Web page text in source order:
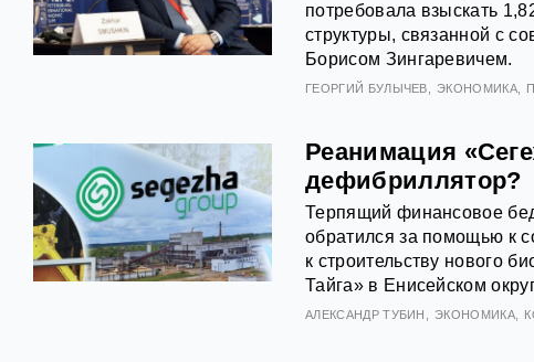
потребовала взыскать
структуры, связанной с
Борисом Зингаревичем.
ГЕОРГИЙ БУЛЫЧЕВ ЭКОНОМИКА
Реанимация
дефибриллятор?
Терпящий финансовое
обратился за помощью к
к строительству нового
Тайга» в Енисейском
АЛЕКСАНДР ТУБИН ЭКОНОМИКА